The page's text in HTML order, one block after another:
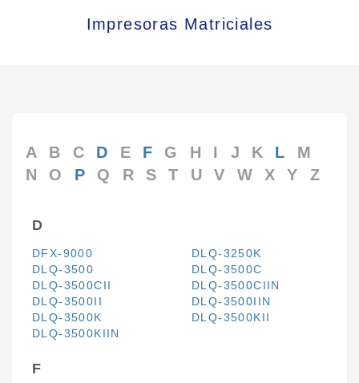
Impresoras Matriciales
A B C D E F G H I J K L
M
N
O P Q R S T U V W X Y Z
D
DFX-9000
DLQ-3250K
DLQ-3500
DLQ-3500C
DLQ-3500CII
DLQ-3500CIIN
DLQ-3500II
DLQ-3500IIN
DLQ-3500K
DLQ-3500KII
DLQ-3500KIIN
F